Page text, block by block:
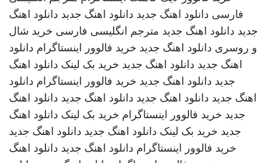
فارسی دانلود اهنگ جدید دانلود اهنگ جدید دانلود اهنگ
جدید دانلود اهنگ جدید مترجم انگلیسی فارسی خرید شال
و روسری دانلود اهنگ جدید خرید فالوور اینستاگرام دانلود
اهنگ جدید دانلود اهنگ جدید خرید بک لینک دانلود اهنگ
جدید دانلود اهنگ جدید خرید فالوور اینستاگرام دانلود
اهنگ جدید دانلود اهنگ جدید دانلود اهنگ جدید دانلود اهنگ
جدید خرید فالوور اینستاگرام خرید بک لینک دانلود اهنگ
جدید خرید بک لینک دانلود اهنگ جدید دانلود اهنگ جدید
خرید فالوور اینستاگرام دانلود اهنگ جدید دانلود اهنگ